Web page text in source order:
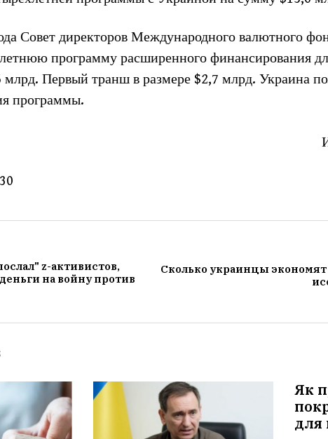
Совет директоров Международного валютного
программу расширенного финансирования
млрд. Первый транш в размере $2,7 млрд. Украина
программы.
z-активистов,
на войну против
Сколько украинцы
Як
для